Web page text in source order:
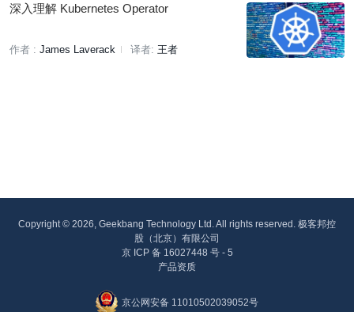
深入理解 Kubernetes Operator
作者 : James Laverack 译者: 王者
Copyright © 2026, Geekbang Technology Ltd. All rights reserved. 极客邦控
股（北京）有限公司
京 ICP 备 16027448 号 - 5
产品资质
京公网安备 11010502039052号